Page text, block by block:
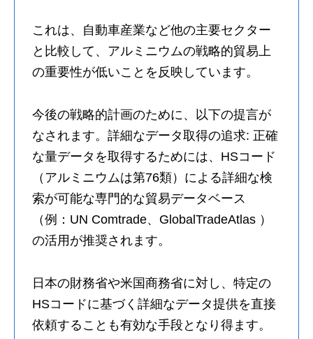
これは、自動車産業など他の主要セクター
と比較して、アルミニウムの戦略的貿易上
の重要性が低いことを反映しています。
今後の戦略的計画のために、以下の提言が
なされます。詳細なデータ取得の追求: 正確
な量データを取得するためには、HSコード
（アルミニウムは第76類）による詳細な検
索が可能な専門的な貿易データベース
（例：UN Comtrade、GlobalTradeAtlas ）
の活用が推奨されます。
日本の財務省や米国商務省に対し、特定の
HSコードに基づく詳細なデータ提供を直接
依頼することも有効な手段となり得ます。